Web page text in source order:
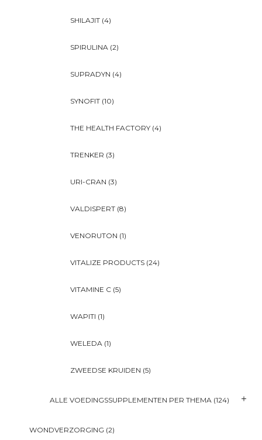
SHILAJIT (4)
SPIRULINA (2)
SUPRADYN (4)
SYNOFIT (10)
THE HEALTH FACTORY (4)
TRENKER (3)
URI-CRAN (3)
VALDISPERT (8)
VENORUTON (1)
VITALIZE PRODUCTS (24)
VITAMINE C (5)
WAPITI (1)
WELEDA (1)
ZWEEDSE KRUIDEN (5)
ALLE VOEDINGSSUPPLEMENTEN PER THEMA (124)
WONDVERZORGING (2)